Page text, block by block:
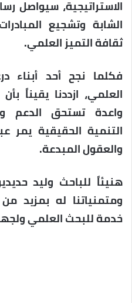
الاستراتيجية، سيواصل
الشابة وتشجيع
ثقافة التميز العلمي.
فكلما نجح أحد أبناء
العلمي، ازددنا يقيناً
واعدة تستحق الدعم
التنمية الحقيقية يمر
والعقول المبدعة.
هنيئاً للباحث وليد
ومتمنياتنا له بمزيد
خدمة للبحث العلمي